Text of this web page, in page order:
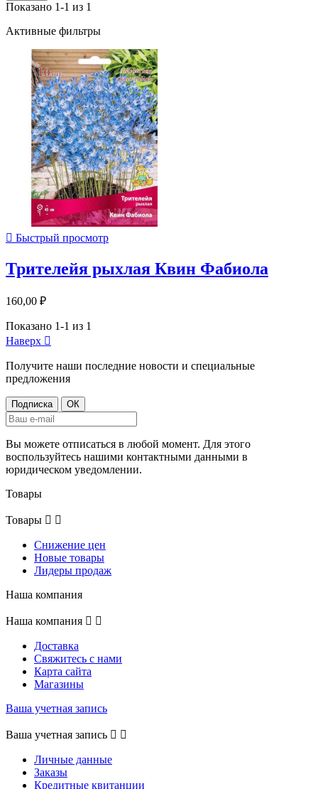
Показано 1-1 из 1
Активные фильтры
 Быстрый просмотр
Трителейя рыхлая Квин Фабиола
160,00 ₽
Показано 1-1 из 1
Наверх 
Получите наши последние новости и специальные
предложения
Вы можете отписаться в любой момент. Для этого
воспользуйтесь нашими контактными данными в
юридическом уведомлении.
Товары
Товары  
Снижение цен
Новые товары
Лидеры продаж
Наша компания
Наша компания  
Доставка
Свяжитесь с нами
Карта сайта
Магазины
Ваша учетная запись
Ваша учетная запись  
Личные данные
Заказы
Кредитные квитанции